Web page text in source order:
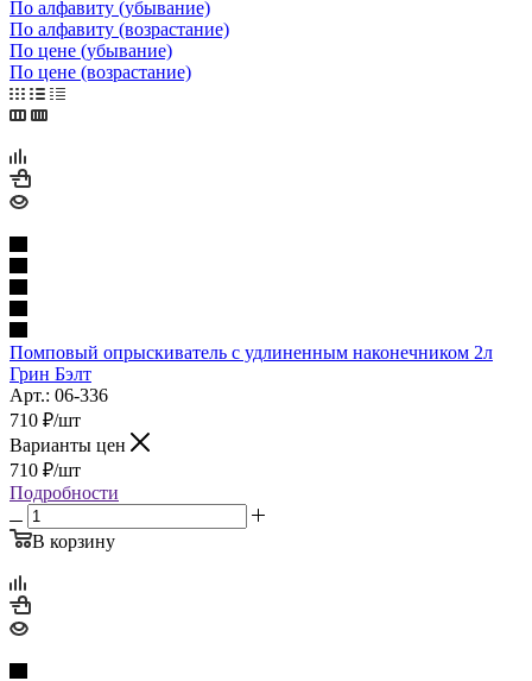
По алфавиту (убывание)
По алфавиту (возрастание)
По цене (убывание)
По цене (возрастание)
Помповый опрыскиватель с удлиненным наконечником 2л
Грин Бэлт
Арт.: 06-336
710 ₽/шт
Варианты цен
710 ₽/шт
Подробности
В корзину